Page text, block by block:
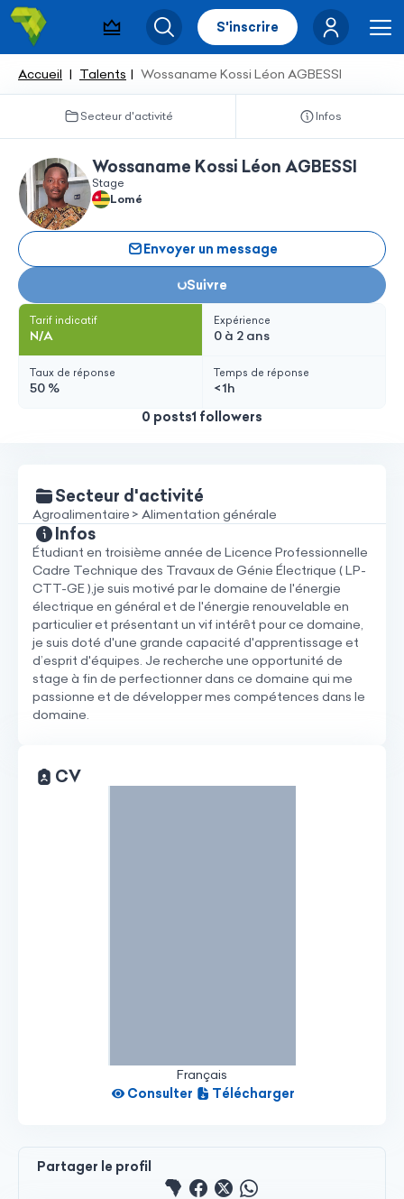
Pack visibilitéRechercherS'inscrire
Accueil Talents Wossaname Kossi Léon AGBESSI
Secteur d'activité Infos
Wossaname Kossi Léon AGBESSI
Stage
Lomé
Envoyer un message
Chargement...
Suivre
Tarif indicatif
N/A
Expérience
0 à 2 ans
Taux de réponse
50 %
Temps de réponse
< 1h
0 posts1 followers
Secteur d'activité
Agroalimentaire > Alimentation générale
Infos
Étudiant en troisième année de Licence Professionnelle
Cadre Technique des Travaux de Génie Électrique ( LP-
CTT-GE ),je suis motivé par le domaine de l'énergie
électrique en général et de l'énergie renouvelable en
particulier et présentant un vif intérêt pour ce domaine,
je suis doté d'une grande capacité d'apprentissage et
d’esprit d'équipes. Je recherche une opportunité de
stage à fin de perfectionner dans ce domaine qui me
passionne et de développer mes compétences dans le
domaine.
CV
Français
Consulter
Télécharger
Partager le profil
Partager le profile sur
Partager le profile sur
Partager le profile